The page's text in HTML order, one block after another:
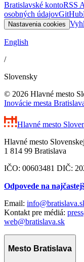
Bratislavské kontoRSS
osobných údajovGitHub
Nastavenia cookies
English
/
Slovensky
© 2026 Hlavné mesto
Inovácie mesta
Hlavné mesto
Hlavné mesto
1 814 99 Bratislava
IČO: 00603481 DIČ:
Odpovede na
Email:
Kontakt pre médiá:
web@bratislava.sk
Mesto Bratislava